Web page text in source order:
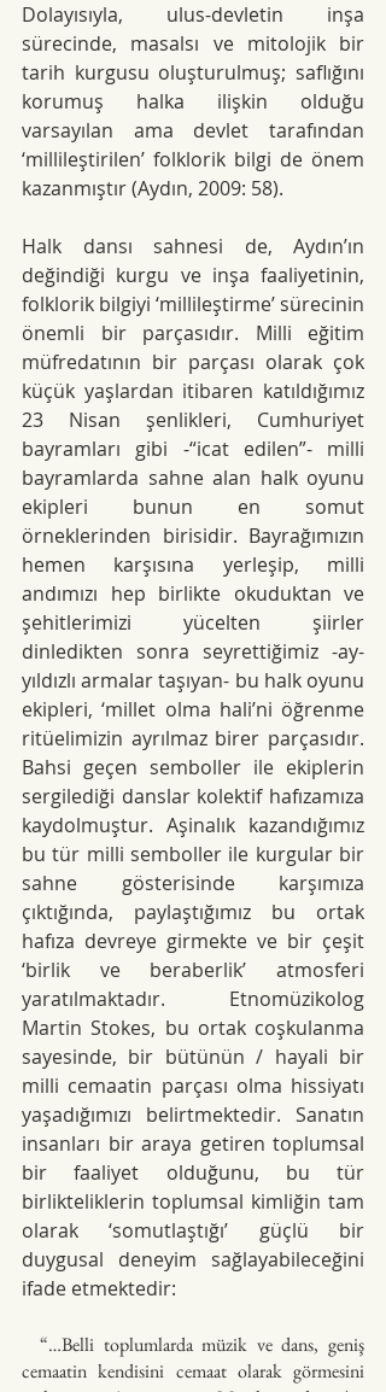
Dolayısıyla, ulus-devletin inşa
sürecinde, masalsı ve mitolojik bir
tarih kurgusu oluşturulmuş; saflığını
korumuş halka ilişkin olduğu
varsayılan ama devlet tarafından
‘millileştirilen’ folklorik bilgi de önem
kazanmıştır (Aydın, 2009: 58).
Halk dansı sahnesi de, Aydın’ın
değindiği kurgu ve inşa faaliyetinin,
folklorik bilgiyi ‘millileştirme’ sürecinin
önemli bir parçasıdır. Milli eğitim
müfredatının bir parçası olarak çok
küçük yaşlardan itibaren katıldığımız
23 Nisan şenlikleri, Cumhuriyet
bayramları gibi -“icat edilen”- milli
bayramlarda sahne alan halk oyunu
ekipleri bunun en somut
örneklerinden birisidir. Bayrağımızın
hemen karşısına yerleşip, milli
andımızı hep birlikte okuduktan ve
şehitlerimizi yücelten şiirler
dinledikten sonra seyrettiğimiz -ay-
yıldızlı armalar taşıyan- bu halk oyunu
ekipleri, ‘millet olma hali’ni öğrenme
ritüelimizin ayrılmaz birer parçasıdır.
Bahsi geçen semboller ile ekiplerin
sergilediği danslar kolektif hafızamıza
kaydolmuştur. Aşinalık kazandığımız
bu tür milli semboller ile kurgular bir
sahne gösterisinde karşımıza
çıktığında, paylaştığımız bu ortak
hafıza devreye girmekte ve bir çeşit
‘birlik ve beraberlik’ atmosferi
yaratılmaktadır. Etnomüzikolog
Martin Stokes, bu ortak coşkulanma
sayesinde, bir bütünün / hayali bir
milli cemaatin parçası olma hissiyatı
yaşadığımızı belirtmektedir. Sanatın
insanları bir araya getiren toplumsal
bir faaliyet olduğunu, bu tür
birlikteliklerin toplumsal kimliğin tam
olarak ‘somutlaştığı’ güçlü bir
duygusal deneyim sağlayabileceğini
ifade etmektedir:
“…Belli toplumlarda müzik ve dans, geniş
cemaatin kendisini cemaat olarak görmesini